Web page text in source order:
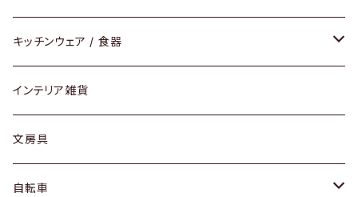
ダイニングセット / ダイニングテーブル
ローテーブル / サイドテーブル
デスク / コンソール
ドレッサー
テーブルランプ / デスクスタンド
フロアライト
アクセサリー
リング
ピアス / イヤリング
財布
バッグ
アウター
キッチンウェア / 食器
グラス / タンブラー
カップ / マグ
プレート / ボウル
インテリア雑貨
文房具
自転車